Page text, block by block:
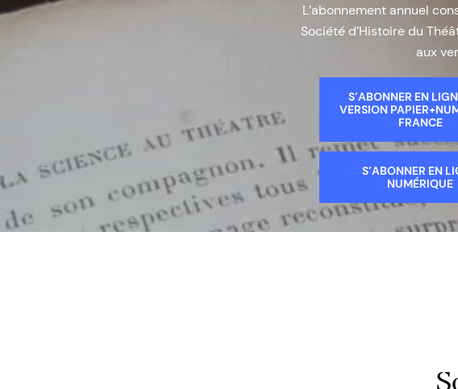
L’abonnement annuel
Société d’Histoire du
aux
S’ABONNER EN
VERSION
FRANCE
S’ABONNER EN
NUMÉRIQUE